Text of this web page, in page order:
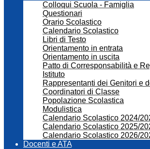
Colloqui Scuola - Famiglia
Questionari
Orario Scolastico
Calendario Scolastico
Libri di Testo
Orientamento in entrata
Orientamento in uscita
Patto di Corresponsabilità e
Istituto
Rappresentanti dei Genitori e
Coordinatori di Classe
Popolazione Scolastica
Modulistica
Calendario Scolastico 2024/
Calendario Scolastico 2025/
Calendario Scolastico 2026/
Docenti e ATA